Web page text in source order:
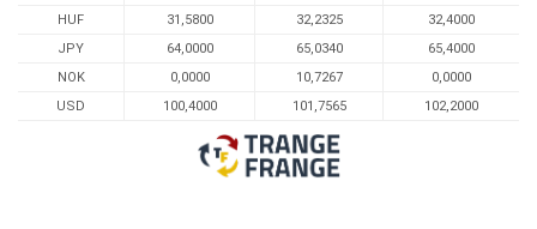
HUF
31,5800 32,2325
32,4000
JPY
64,0000 65,0340
65,4000
NOK
0,0000 10,7267
0,0000
USD
100,4000 101,7565 102,2000